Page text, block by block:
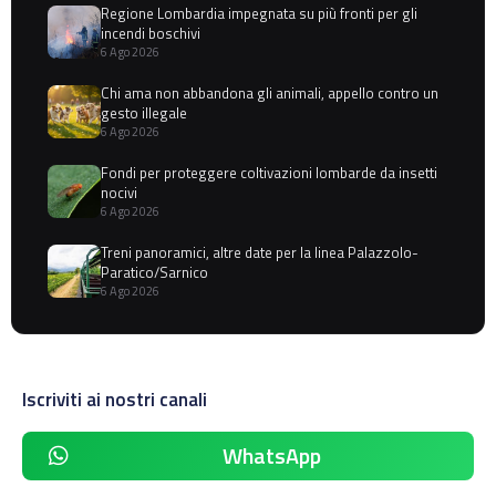
Regione Lombardia impegnata su più fronti per gli
incendi boschivi
6 Ago 2026
Chi ama non abbandona gli animali, appello contro un
gesto illegale
6 Ago 2026
Fondi per proteggere coltivazioni lombarde da insetti
nocivi
6 Ago 2026
Treni panoramici, altre date per la linea Palazzolo-
Paratico/Sarnico
6 Ago 2026
Iscriviti ai nostri canali
WhatsApp